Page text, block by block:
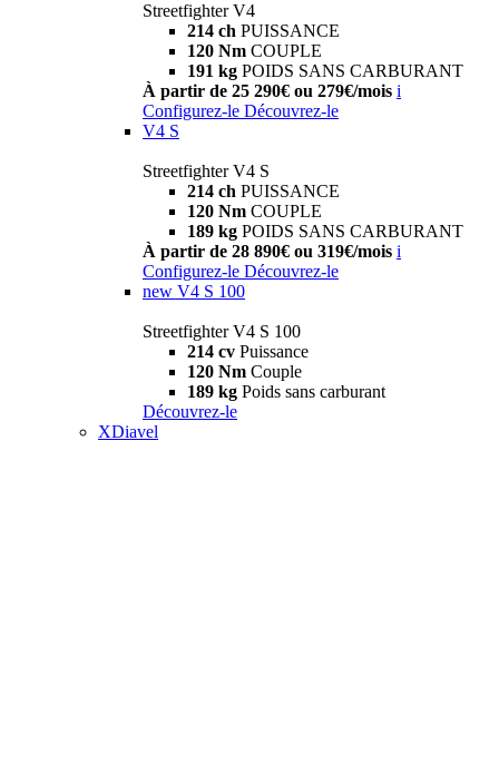
Streetfighter V4
214 ch PUISSANCE
120 Nm COUPLE
191 kg POIDS SANS CARBURANT
À partir de 25 290€ ou 279€/mois i
Configurez-le Découvrez-le
V4 S
Streetfighter V4 S
214 ch PUISSANCE
120 Nm COUPLE
189 kg POIDS SANS CARBURANT
À partir de 28 890€ ou 319€/mois i
Configurez-le Découvrez-le
new V4 S 100
Streetfighter V4 S 100
214 cv Puissance
120 Nm Couple
189 kg Poids sans carburant
Découvrez-le
XDiavel